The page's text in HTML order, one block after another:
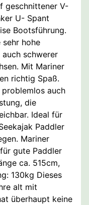
geschnittener V-
U- Spant
Bootsführung.
hohe
schwerer
Mit Mariner
richtig Spaß.
auch
die
Ideal für
Paddler
Mariner
gute Paddler
ca. 515cm,
130kg Dieses
alt mit
überhaupt keine